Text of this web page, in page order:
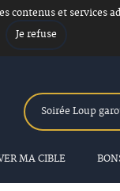
et services
Je refuse
Soirée Loup
MA CIBLE